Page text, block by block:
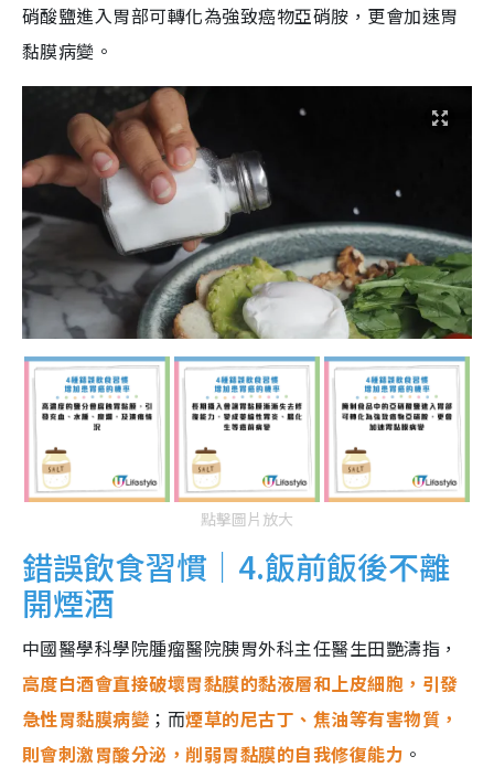
硝酸鹽進入胃部可轉化為強致癌物亞硝胺，更會加速胃
黏膜病變。
點擊圖片放大
錯誤飲食習慣｜4.飯前飯後不離
開煙酒
中國醫學科學院腫瘤醫院胰胃外科主任醫生田艷濤指，
高度白酒會直接破壞胃黏膜的黏液層和上皮細胞，引發
急性胃黏膜病變 ；而煙草的尼古丁、焦油等有害物質，
則會刺激胃酸分泌，削弱胃黏膜的自我修復能力 。